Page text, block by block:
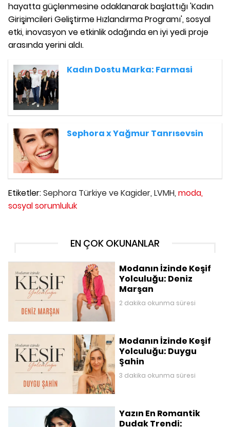
hayatta güçlenmesine odaklanarak başlattığı 'Kadın
Girişimcileri Geliştirme Hızlandırma Programı', sosyal
etki, inovasyon ve etkinlik odağında en iyi yedi proje
arasında yerini aldı.
Kadın Dostu Marka: Farmasi
Sephora x Yağmur Tanrısevsin
Etiketler:Sephora Türkiye ve Kagider, LVMH, moda,
sosyal sorumluluk
EN ÇOK OKUNANLAR
Modanın İzinde Keşif
Yolculuğu: Deniz
Marşan
2 dakika okunma süresi
Modanın İzinde Keşif
Yolculuğu: Duygu
Şahin
3 dakika okunma süresi
Yazın En Romantik
Dudak Trendi: